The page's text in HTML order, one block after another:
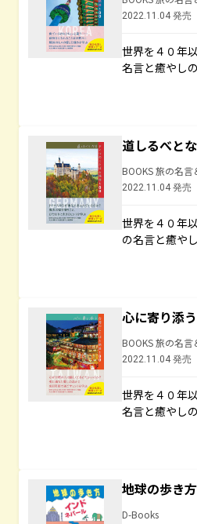
2022.11.04 発売
世界を４０年
名言と癒やし
道しるべと
BOOKS 旅の名言
2022.11.04 発売
世界を４０年
の名言と癒や
心に寄り添
BOOKS 旅の名言
2022.11.04 発売
世界を４０年
名言と癒やし
地球の歩き
D-Books